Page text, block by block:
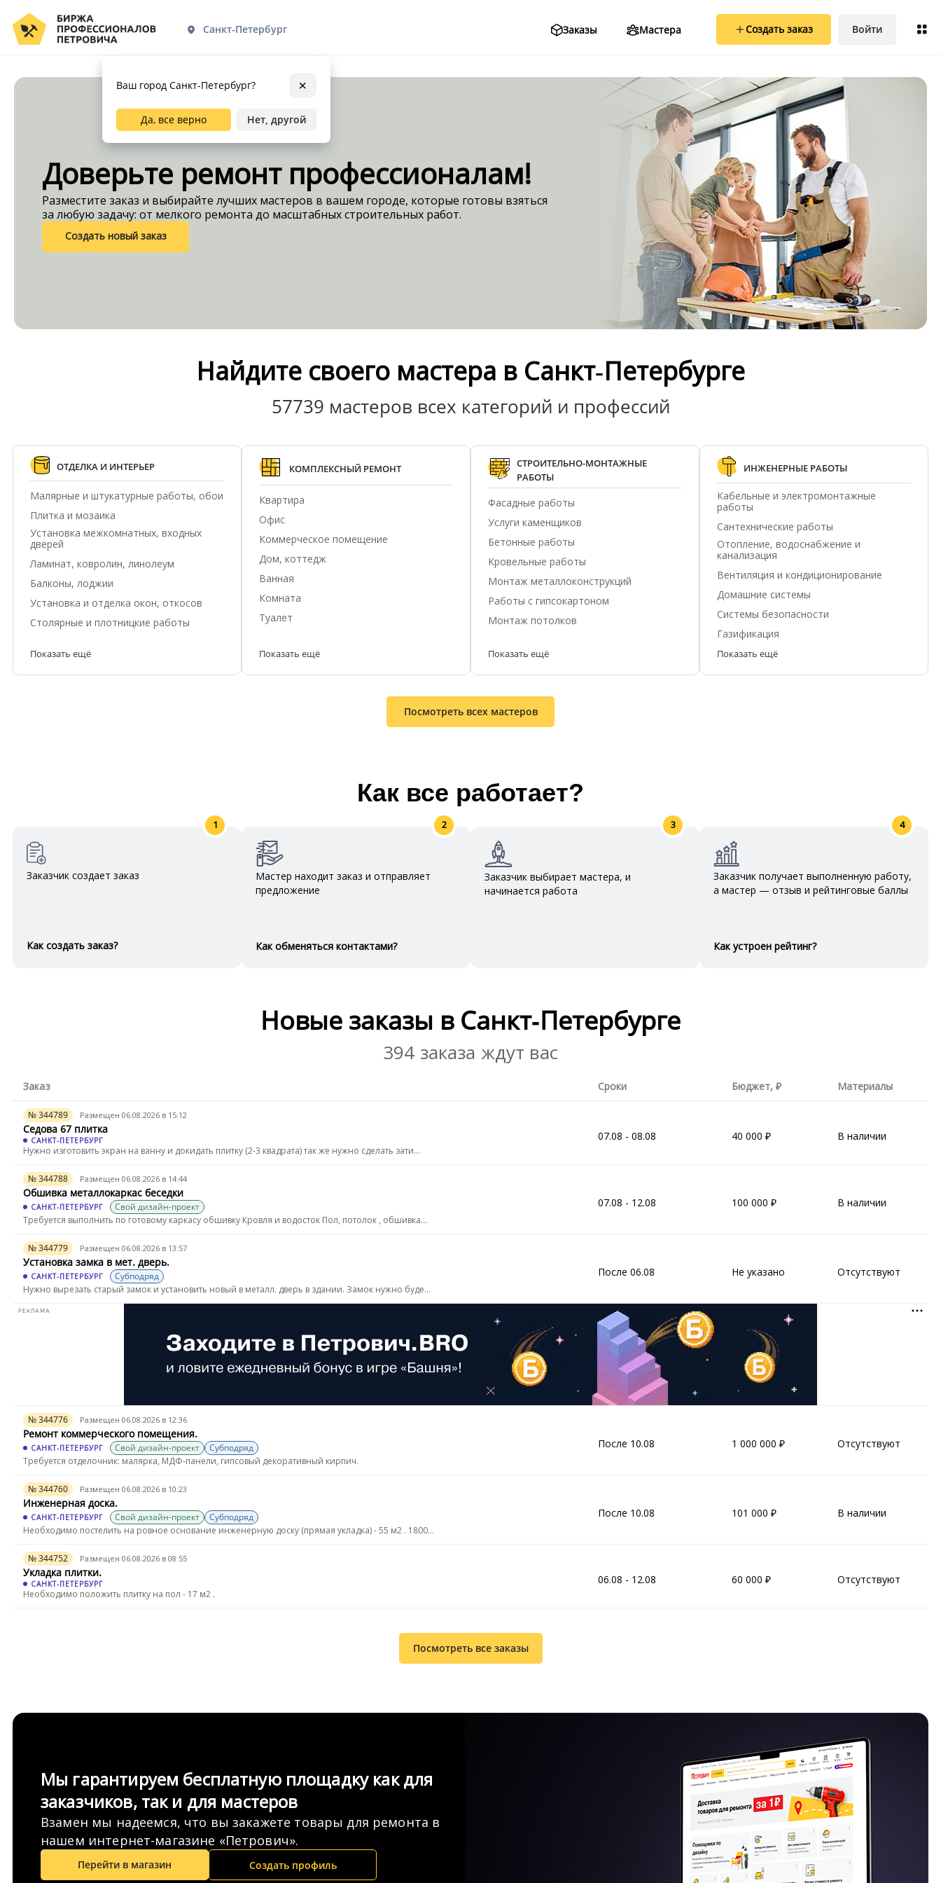
Санкт-Петербург Заказы Мастера Создать заказ Войти
Доверьте ремонт профессионалам!
Разместите заказ и выбирайте лучших мастеров в вашем городе, которые готовы взяться
за любую задачу: от мелкого ремонта до масштабных строительных работ.
Создать новый заказ
Санкт-Петербург Заказы Мастера Создать заказ Войти
Найдите своего мастера в Санкт‑Петербурге
57739 мастеров всех категорий и профессий
ОТДЕЛКА И ИНТЕРЬЕР
Малярные и штукатурные работы, обои
Плитка и мозаика
Установка межкомнатных, входных
дверей
Ламинат, ковролин, линолеум
Балконы, лоджии
Установка и отделка окон, откосов
Столярные и плотницкие работы
Показать ещё
КОМПЛЕКСНЫЙ РЕМОНТ
Квартира
Офис
Коммерческое помещение
Дом, коттедж
Ванная
Комната
Туалет
Показать ещё
СТРОИТЕЛЬНО-МОНТАЖНЫЕ
РАБОТЫ
Фасадные работы
Услуги каменщиков
Бетонные работы
Кровельные работы
Монтаж металлоконструкций
Работы с гипсокартоном
Монтаж потолков
Показать ещё
ИНЖЕНЕРНЫЕ РАБОТЫ
Кабельные и электромонтажные
работы
Сантехнические работы
Отопление, водоснабжение и
канализация
Вентиляция и кондиционирование
Домашние системы
Системы безопасности
Газификация
Показать ещё
Посмотреть всех мастеров
Как все работает?
1
Заказчик создает заказ
Как создать заказ?
2
Мастер находит заказ и отправляет
предложение
Как обменяться контактами?
3
Заказчик выбирает мастера, и
начинается работа
4
Заказчик получает выполненную работу,
а мастер — отзыв и рейтинговые баллы
Как устроен рейтинг?
Новые заказы в Санкт‑Петербурге
394 заказа ждут вас
Заказ Сроки Бюджет, Материалы
№ 344789 Размещен 06.08.2026 в 15:12
Седова 67 плитка
САНКТ-ПЕТЕРБУРГ
Нужно изготовить экран на ванну и докидать плитку (2-3 квадрата) так же нужно сделать зати...
07.08 - 08.08 40 000 В наличии
№ 344788 Размещен 06.08.2026 в 14:44
Обшивка металлокаркас беседки
САНКТ-ПЕТЕРБУРГ
Свой дизайн-проект
Требуется выполнить по готовому каркасу обшивку Кровля и водосток Пол, потолок , обшивка...
07.08 - 12.08 100 000 В наличии
№ 344779 Размещен 06.08.2026 в 13:57
Установка замка в мет. дверь.
САНКТ-ПЕТЕРБУРГ
Субподряд
Нужно вырезать старый замок и установить новый в металл. дверь в здании. Замок нужно буде...
После 06.08 Не указано Отсутствуют
РЕКЛАМА
№ 344776 Размещен 06.08.2026 в 12:36
Ремонт коммерческого помещения.
САНКТ-ПЕТЕРБУРГ Свой дизайн-проект
Субподряд
Требуется отделочник: малярка, МДФ-панели, гипсовый декоративный кирпич.
После 10.08 1 000 000 Отсутствуют
№ 344760 Размещен 06.08.2026 в 10:23
Инженерная доска.
САНКТ-ПЕТЕРБУРГ Свой дизайн-проект
Субподряд
Необходимо постелить на ровное основание инженерную доску (прямая укладка) - 55 м2 . 1800...
После 10.08 101 000 В наличии
№ 344752 Размещен 06.08.2026 в 08:55
Укладка плитки.
САНКТ-ПЕТЕРБУРГ
Необходимо положить плитку на пол - 17 м2 .
06.08 - 12.08 60 000 Отсутствуют
Посмотреть все заказы
Мы гарантируем бесплатную площадку как для
заказчиков, так и для мастеров
Взамен мы надеемся, что вы закажете товары для ремонта в
нашем интернет-магазине «Петрович».
Перейти в магазин Создать профиль
Ваш город Санкт-Петербург?
Да, все верно Нет, другой